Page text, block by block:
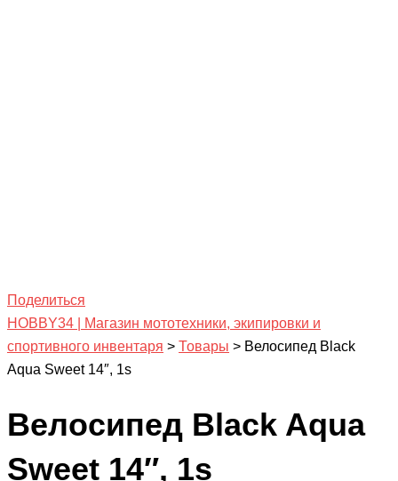
Поделиться
HOBBY34 | Магазин мототехники, экипировки и
спортивного инвентаря > Товары > Велосипед Black
Aqua Sweet 14″, 1s
Велосипед Black Aqua
Sweet 14″, 1s